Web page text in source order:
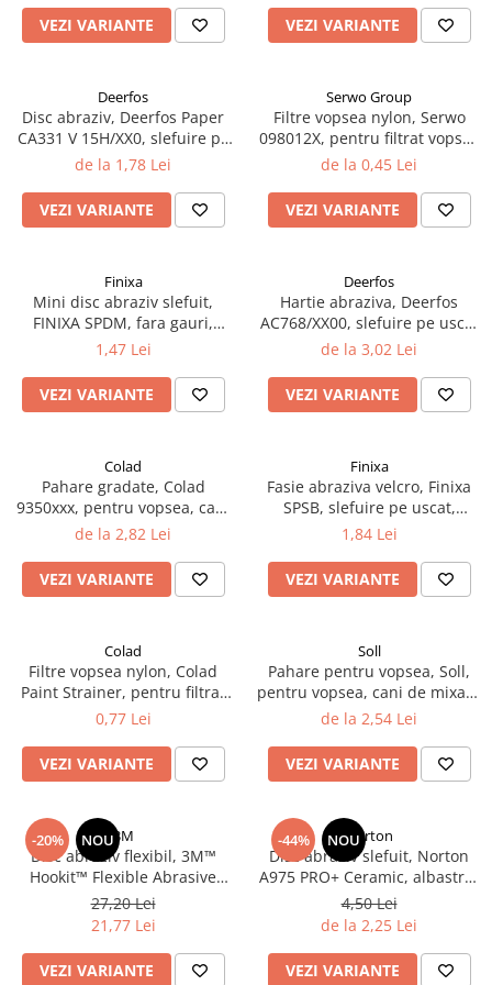
Accesori cana
PPS Sistem aplicat vopseaua
Curatat
Decapant
2.5 MASCARE
Hartie mascare
Folie mascare
Banda mascare
Suporti
2.6 SLEFUIRE
Disc abraziv velcro
Bloc manual slefuire
Epoxy Primer
Filler
Filler UV
Intaritor Primer
Spray Primer
2.8 PREGATIREA VOPSELEI
Verificat vopseaua
Cartele verificat nuanta
Filtre vopsea
Diluant vopsea si lac
Agent dilutie vopsea apa
Diluant pentru pierdere
Diverse
2.9 VOPSELE AUTO
Vopsea auto preparata
Indreptat fara vopsire
Montat si demontat
Scule tinichigerie
Tras tabla
3.7 SUDURA
Aparat sudura MIG - MAG
Sarma sudura si electrozi
Protectie suduri
3.8 USCARE VOPSEA
VEZI VARIANTE VEZI VARIANTE
Deerfos
Disc abraziv, Deerfos Paper
CA331 V 15H/XX0, slefuire pe
uscat, diametru 150 mm
de la 1,78 Lei
VEZI VARIANTE
Serwo Group
Filtre vopsea nylon, Serwo
098012X, pentru filtrat vopsea
125 µ / 190 µ, pret 1 buc
de la 0,45 Lei
VEZI VARIANTE
Finixa
Mini disc abraziv slefuit,
FINIXA SPDM, fara gauri,
diametru Ø 35 mm
1,47 Lei
VEZI VARIANTE
Deerfos
Hartie abraziva, Deerfos
AC768/XX00, slefuire pe uscat
sau umed, dimensiune 230 x
de la 3,02 Lei
VEZI VARIANTE
Colad
Pahare gradate, Colad
9350xxx, pentru vopsea, cani
de mixare + capace, diferite
de la 2,82 Lei
VEZI VARIANTE
Finixa
Fasie abraziva velcro, Finixa
SPSB, slefuire pe uscat,
granulatie P80 - P320,
1,84 Lei
VEZI VARIANTE
Colad
Filtre vopsea nylon, Colad
Paint Strainer, pentru filtrat
vopsea 125 µ / 190 µ, pret 1
0,77 Lei
VEZI VARIANTE
Soll
Pahare pentru vopsea, Soll,
pentru vopsea, cani de mixare
+ capace, diferite marimi
de la 2,54 Lei
VEZI VARIANTE
-20% NOU3M
Disc abraziv flexibil, 3M™
Hookit™ Flexible Abrasive
Foam Disc, pentru matuit ori
polish, diferite duritati P400 -
P2000, Ø 150 mm, 1 bucata
27,20 Lei
21,77 Lei
VEZI VARIANTE
-44% NOUNorton
Disc abraziv slefuit, Norton
A975 PRO+ Ceramic, albastru,
velcro Ø 150 mm
4,50 Lei
de la 2,25 Lei
VEZI VARIANTE